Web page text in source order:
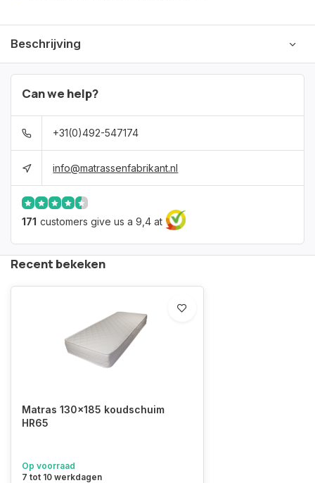
Beschrijving
Can we help?
+31(0)492-547174
info@matrassenfabrikant.nl
171 customers give us a 9,4 at
Recent bekeken
Matras 130x185 koudschuim
HR65
Op voorraad
7 tot 10 werkdagen